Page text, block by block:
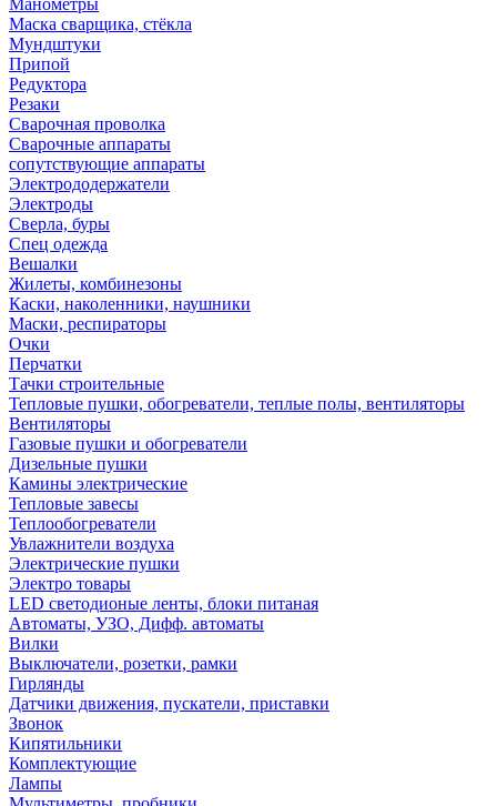
Манометры
Маска сварщика, стёкла
Мундштуки
Припой
Редуктора
Резаки
Сварочная проволка
Сварочные аппараты
сопутствующие аппараты
Электрододержатели
Электроды
Сверла, буры
Спец одежда
Вешалки
Жилеты, комбинезоны
Каски, наколенники, наушники
Маски, респираторы
Очки
Перчатки
Тачки строительные
Тепловые пушки, обогреватели, теплые полы, вентиляторы
Вентиляторы
Газовые пушки и обогреватели
Дизельные пушки
Камины электрические
Тепловые завесы
Теплообогреватели
Увлажнители воздуха
Электрические пушки
Электро товары
LED светодионые ленты, блоки питаная
Автоматы, УЗО, Дифф. автоматы
Вилки
Выключатели, розетки, рамки
Гирлянды
Датчики движения, пускатели, приставки
Звонок
Кипятильники
Комплектующие
Лампы